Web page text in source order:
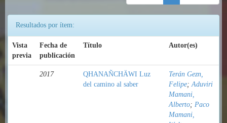
Resultados por ítem:
Vista
previa
Fecha de
publicación
Título Autor(es)
2017
QHANAÑCHÄWI Luz
del camino al saber
Terán Gezn,
Felipe;Aduviri
Mamani,
Alberto; Paco
Mamani,